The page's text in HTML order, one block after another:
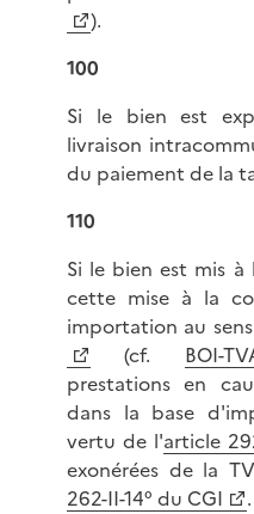
).
100
Si le bien est
livraison
du paiement de la
110
Si le bien est mis à
cette mise à la
importation au
(cf. BOI-
prestations en
dans la base
vertu de l'article
exonérées de la
262-II-14° du CGI
.